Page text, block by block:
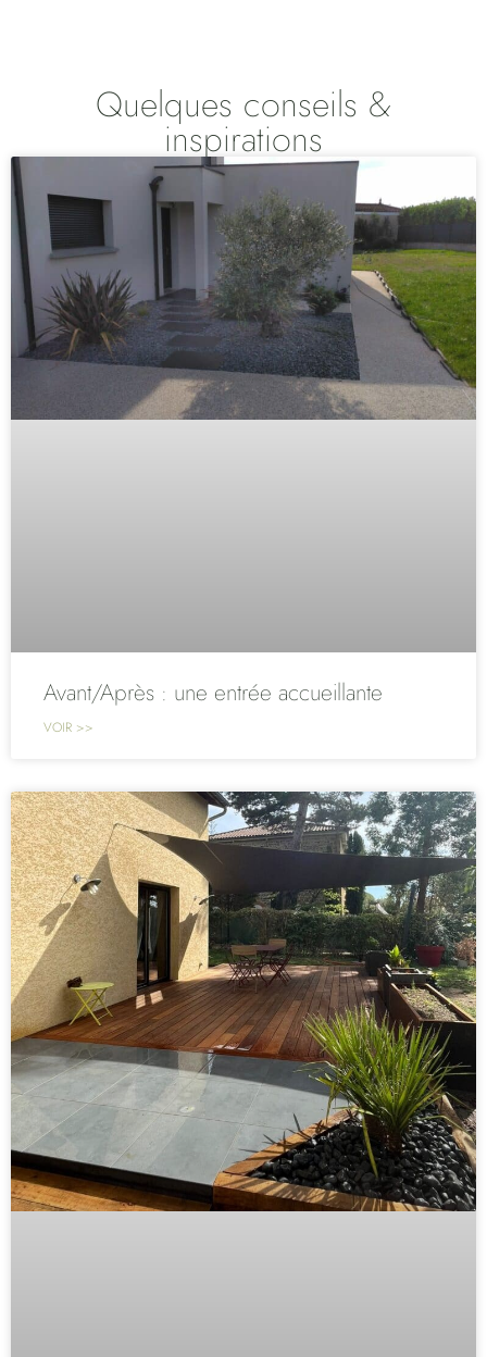
Quelques conseils &
inspirations
Avant/Après : une entrée accueillante
VOIR >>